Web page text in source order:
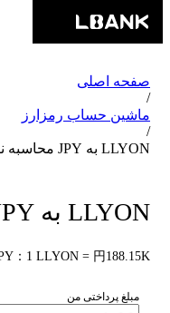
صفحه اصلی
/
ماشین حساب رمزارز
/
LLYON به JPY محاسبه نرخ ارز
LLYON به JPY محاسبه نرخ ارز
：1 LLYON = 円188.15K
مبلغ پرداختی من